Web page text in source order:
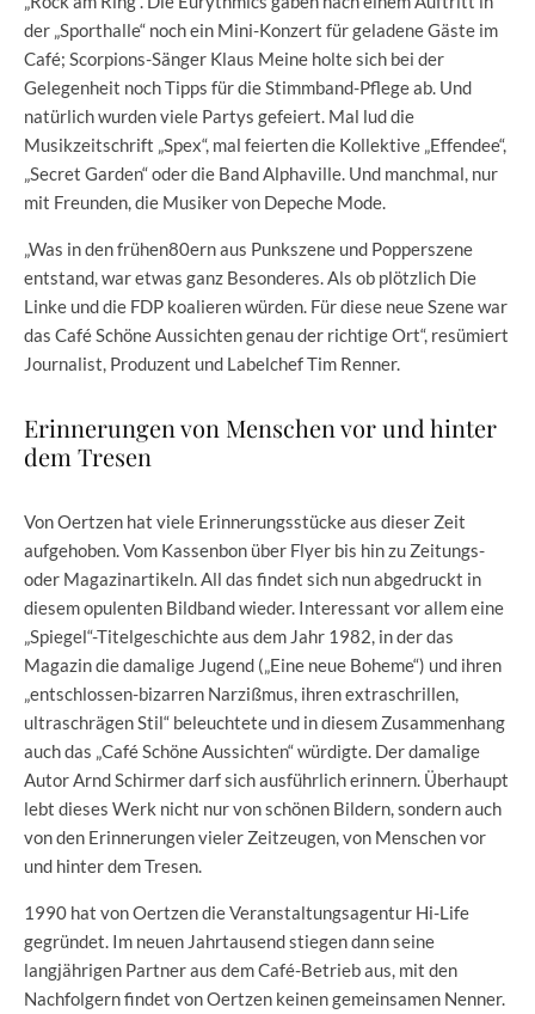
der „Sporthalle“ noch ein Mini-Konzert für geladene Gäste im
Café; Scorpions-Sänger Klaus Meine holte sich bei der
Gelegenheit noch Tipps für die Stimmband-Pflege ab. Und
natürlich wurden viele Partys gefeiert. Mal lud die
Musikzeitschrift „Spex“, mal feierten die Kollektive „Effendee“,
„Secret Garden“ oder die Band Alphaville. Und manchmal, nur
mit Freunden, die Musiker von Depeche Mode.
„Was in den frühen80ern aus Punkszene und Popperszene
entstand, war etwas ganz Besonderes. Als ob plötzlich Die
Linke und die FDP koalieren würden. Für diese neue Szene war
das Café Schöne Aussichten genau der richtige Ort“, resümiert
Journalist, Produzent und Labelchef Tim Renner.
Erinnerungen von Menschen vor und hinter
dem Tresen
Von Oertzen hat viele Erinnerungsstücke aus dieser Zeit
aufgehoben. Vom Kassenbon über Flyer bis hin zu Zeitungs-
oder Magazinartikeln. All das findet sich nun abgedruckt in
diesem opulenten Bildband wieder. Interessant vor allem eine
„Spiegel“-Titelgeschichte aus dem Jahr 1982, in der das
Magazin die damalige Jugend („Eine neue Boheme“) und ihren
„entschlossen-bizarren Narzißmus, ihren extraschrillen,
ultraschrägen Stil“ beleuchtete und in diesem Zusammenhang
auch das „Café Schöne Aussichten“ würdigte. Der damalige
Autor Arnd Schirmer darf sich ausführlich erinnern. Überhaupt
lebt dieses Werk nicht nur von schönen Bildern, sondern auch
von den Erinnerungen vieler Zeitzeugen, von Menschen vor
und hinter dem Tresen.
1990 hat von Oertzen die Veranstaltungsagentur Hi-Life
gegründet. Im neuen Jahrtausend stiegen dann seine
langjährigen Partner aus dem Café-Betrieb aus, mit den
Nachfolgern findet von Oertzen keinen gemeinsamen Nenner.